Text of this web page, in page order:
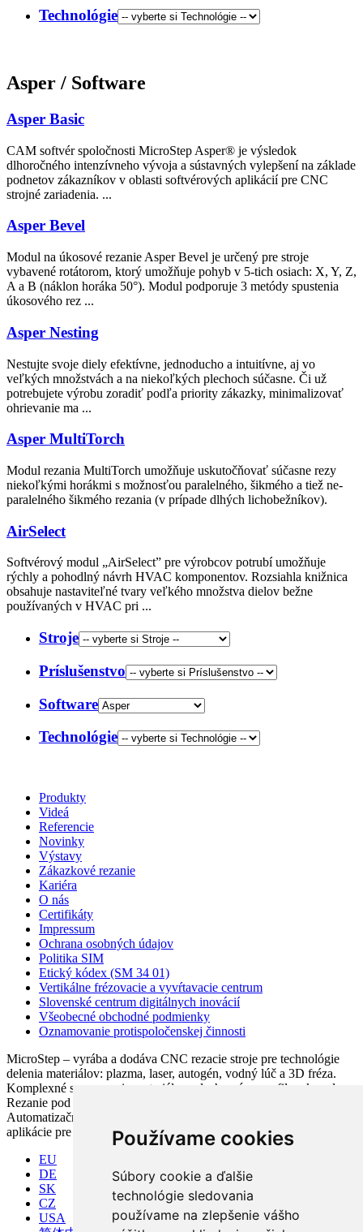
Používame cookies
Súbory cookie a ďalšie
technológie sledovania
používame na zlepšenie vášho
Technológie
Asper / Software
Asper Basic
CAM softvér spoločnosti MicroStep Asper® je výsledok
dlhoročného intenzívneho vývoja a sústavných vylepšení na základe
podnetov zákazníkov v oblasti softvérových aplikácií pre CNC
strojné zariadenia. ...
Asper Bevel
Modul na úkosové rezanie Asper Bevel je určený pre stroje
vybavené rotátorom, ktorý umožňuje pohyb v 5-tich osiach: X, Y, Z,
A a B (náklon horáka 50°). Modul podporuje 3 metódy spustenia
úkosového rez ...
Asper Nesting
Nestujte svoje diely efektívne, jednoducho a intuitívne, aj vo
veľkých množstvách a na niekoľkých plechoch súčasne. Či už
potrebujete výrobu zoradiť podľa priority zákazky, minimalizovať
ohrievanie ma ...
Asper MultiTorch
Modul rezania MultiTorch umožňuje uskutočňovať súčasne rezy
niekoľkými horákmi s možnosťou paralelného, šikmého a tiež ne-
paralelného šikmého rezania (v prípade dlhých lichobežníkov).
AirSelect
Softvérový modul „AirSelect” pre výrobcov potrubí umožňuje
rýchly a pohodlný návrh HVAC komponentov. Rozsiahla knižnica
obsahuje nastaviteľné tvary veľkého množstva dielov bežne
používaných v HVAC pri ...
Stroje
Príslušenstvo
Software
Technológie
Produkty
Videá
Referencie
Novinky
Výstavy
Zákazkové rezanie
Kariéra
O nás
Certifikáty
Impressum
Ochrana osobných údajov
Politika SIM
Etický kódex (SM 34 01)
Vertikálne frézovacie a vyvŕtavacie centrum
Slovenské centrum digitálnych inovácií
Všeobecné obchodné podmienky
Oznamovanie protispoločenskej činnosti
MicroStep – vyrába a dodáva CNC rezacie stroje pre technológie
delenia materiálov: plazma, laser, autogén, vodný lúč a 3D fréza.
Komplexné spracovanie materiálov: plechy, rúry, profily a kopuly.
Rezanie pod uhlom, vŕtanie, zahlbovanie, popisovanie.
Automatizačné riešenia. CNC riadiace systémy a CAM. CAPP
aplikácie pre komplexné riadenie výroby
EU
DE
SK
CZ
USA